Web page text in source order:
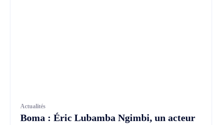
Actualités
Boma : Éric Lubamba Ngimbi, un acteur